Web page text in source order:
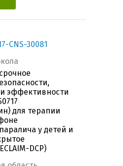
CNS-30081
эффективности
для терапии
у детей и
DCP)